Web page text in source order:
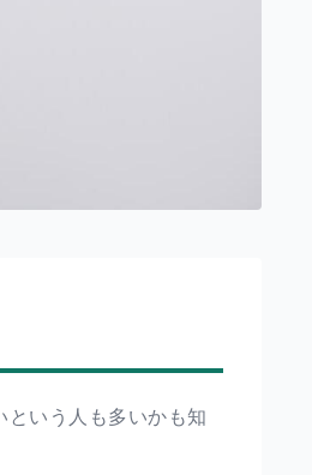
いう人も多いかも知